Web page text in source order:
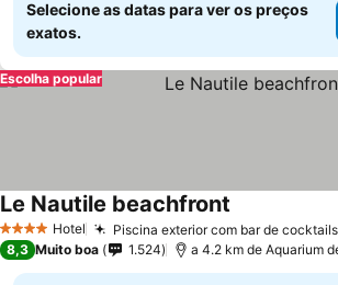
Selecione as datas para ver os preços
exatos.
Escolha popular
4 EstrelasHotel Piscina exterior com bar de cocktails
Le Nautile beachfront
8,3 Muito boa 1.524 a 4.2 km de Aquarium